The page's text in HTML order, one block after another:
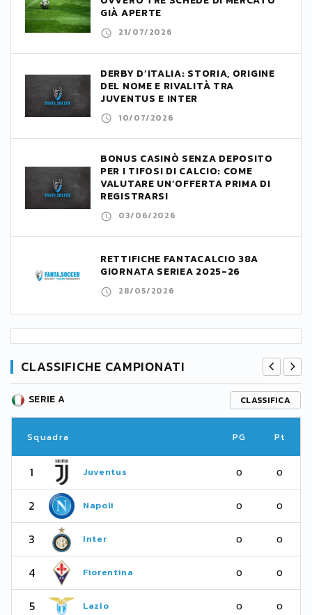
GIÀ APERTE
21/07/2026
DERBY D’ITALIA: STORIA, ORIGINE
DEL NOME E RIVALITÀ TRA
JUVENTUS E INTER
10/07/2026
BONUS CASINÒ SENZA DEPOSITO
PER I TIFOSI DI CALCIO: COME
VALUTARE UN’OFFERTA PRIMA DI
REGISTRARSI
03/06/2026
RETTIFICHE FANTACALCIO 38A
GIORNATA SERIEA 2025-26
28/05/2026
CLASSIFICHE CAMPIONATI
SERIE A CLASSIFICA
Squadra PG Pt
1 Juventus 0 0
2 Napoli 0 0
3 Inter 0 0
4 Fiorentina 0 0
5 Lazio 0 0